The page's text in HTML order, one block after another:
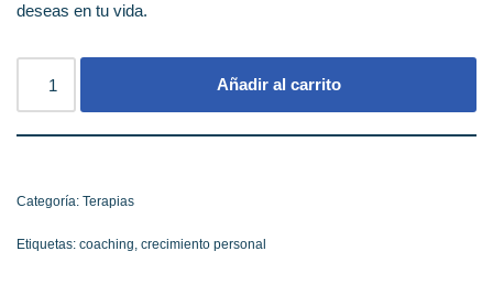
deseas en tu vida.
Añadir al carrito
Categoría: Terapias
Etiquetas: coaching, crecimiento personal